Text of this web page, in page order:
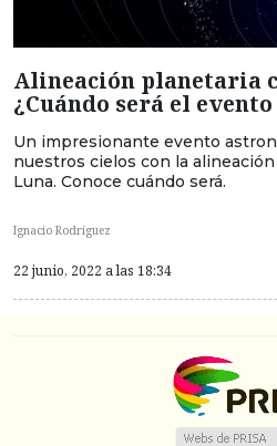
Alineación planetaria
¿Cuándo será el
Un impresionante evento
nuestros cielos con la
Luna. Conoce cuándo será.
Ignacio Rodríguez
22 junio, 2022 a las 18:34